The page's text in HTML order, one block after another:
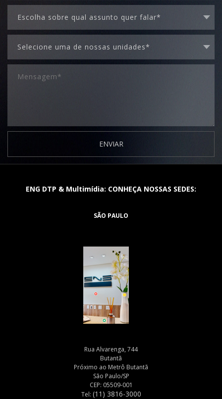
ENVIAR
ENG DTP & Multimídia: CONHEÇA NOSSAS SEDES:
SÃO PAULO
Rua Alvarenga, 744
Butantã
Próximo ao Metrô Butantã
São Paulo/SP
CEP: 05509-001
Tel: (11) 3816-3000